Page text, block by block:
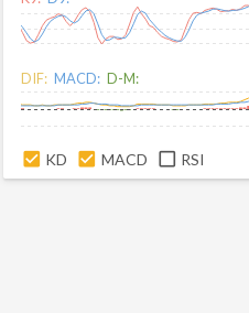
DIF: MACD: D-M:
KD MACD RSI